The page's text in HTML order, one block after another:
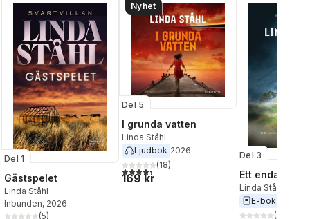
Del 1
Gästspelet
Linda Ståhl
Inbunden, 2026
(5)
Nyhet
Del 5
I grunda vatten
Linda Ståhl
Ljudbok 2026
4,4utav 5 stjärnor. Totalt antal röster:
(18)
169 kr
Del 3
Ett enda skott
Linda Ståhl
E-bok
(